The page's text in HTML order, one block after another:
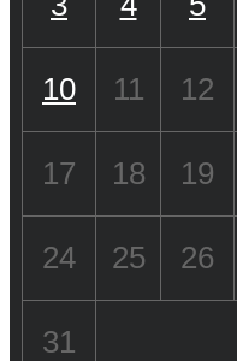
10 11 12
17 18 19
24 25 26
31